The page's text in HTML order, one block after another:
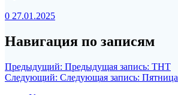
0 27.01.2025
Навигация по записям
Предыдущий: Предыдущая запись: ТНТ
Следующий: Следующая запись: Пятница